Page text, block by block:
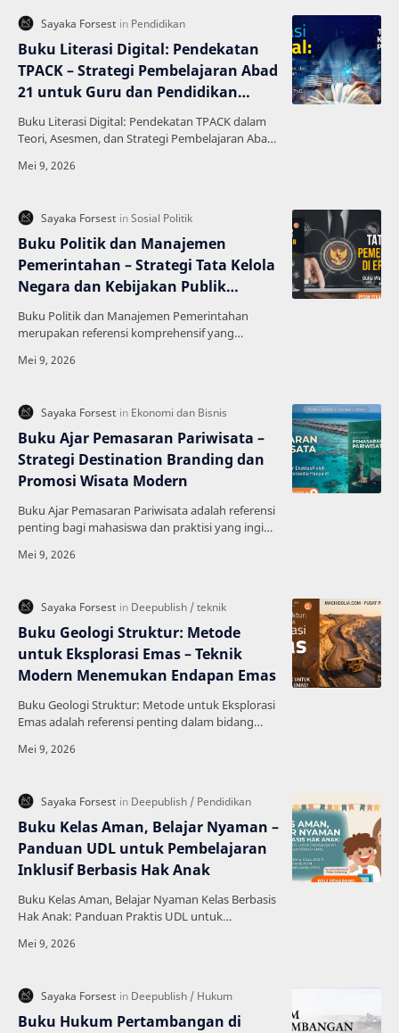
Buku Literasi Digital: Pendekatan
TPACK – Strategi Pembelajaran Abad
21 untuk Guru dan Pendidikan
Modern
Buku Literasi Digital: Pendekatan TPACK dalam
Teori, Asesmen, dan Strategi Pembelajaran Abad
memahami integra…
Buku Politik dan Manajemen
Pemerintahan – Strategi Tata Kelola
Negara dan Kebijakan Publik
Modern
Buku Politik dan Manajemen Pemerintahan
merupakan referensi komprehensif yang
publik, dan manajemen pe…
Buku Ajar Pemasaran Pariwisata –
Strategi Destination Branding dan
Promosi Wisata Modern
Buku Ajar Pemasaran Pariwisata adalah referensi
penting bagi mahasiswa dan praktisi yang ingin
pariwisa…
Buku Geologi Struktur: Metode
untuk Eksplorasi Emas – Teknik
Modern Menemukan Endapan Emas
Buku Geologi Struktur: Metode untuk Eksplorasi
Emas adalah referensi penting dalam bidang
secara mendalam …
Buku Kelas Aman, Belajar Nyaman –
Panduan UDL untuk Pembelajaran
Inklusif Berbasis Hak Anak
Buku Kelas Aman, Belajar Nyaman Kelas Berbasis
Hak Anak: Panduan Praktis UDL untuk
penting bagi pe…
Buku Hukum Pertambangan di